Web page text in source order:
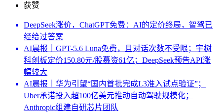
获赞
DeepSeek涨价，ChatGPT免费：AI的定价终局，智驾已
经给过答案
AI晨报｜GPT-5.6 Luna免费，且对话次数不受限；宇树
科创板定价150.80元/股募资61亿；DeepSeek预告API涨
幅较大
AI晨报｜华为引望“国内首批完成L3准入试点验证”；
Uber承诺投入超100亿美元推动自动驾驶规模化；
Anthropic组建自研芯片团队